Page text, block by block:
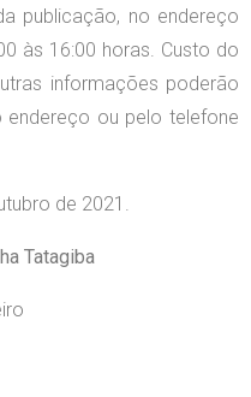
publicação, no endereço
às 16:00 horas. Custo do
informações poderão
ou pelo telefone
de 2021.
Tatagiba